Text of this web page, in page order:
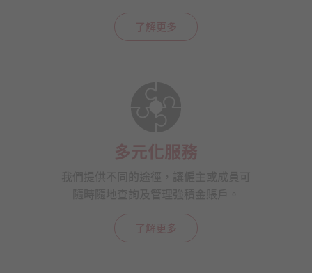
了解更多
多元化服務
了解更多